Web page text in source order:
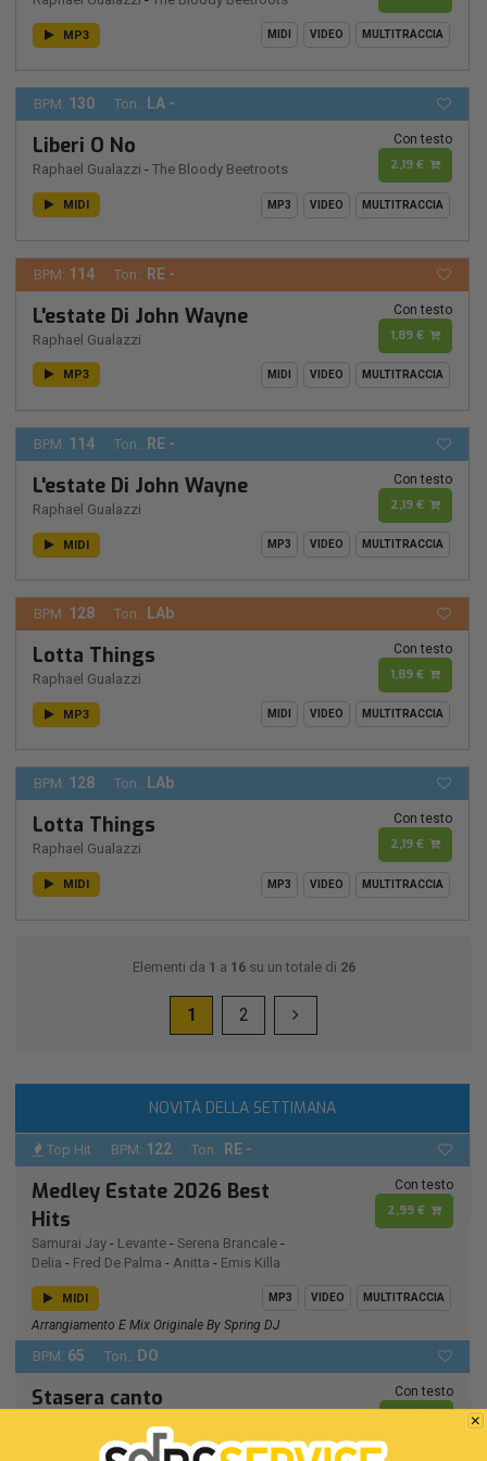
MP3 MIDI VIDEO MULTITRACCIA
BPM: 130 Ton.: LA -
Liberi O No
Raphael Gualazzi - The Bloody Beetroots
Con testo
2,19 €
MIDI MP3 VIDEO MULTITRACCIA
BPM: 114 Ton.: RE -
L'estate Di John Wayne
Raphael Gualazzi
Con testo
1,89 €
MP3 MIDI VIDEO MULTITRACCIA
BPM: 114 Ton.: RE -
L'estate Di John Wayne
Raphael Gualazzi
Con testo
2,19 €
MIDI MP3 VIDEO MULTITRACCIA
BPM: 128 Ton.: LAb
Lotta Things
Raphael Gualazzi
Con testo
1,89 €
MP3 MIDI VIDEO MULTITRACCIA
BPM: 128 Ton.: LAb
Lotta Things
Raphael Gualazzi
Con testo
2,19 €
MIDI MP3 VIDEO MULTITRACCIA
Elementi da 1 a 16su un totale di 26
1 2
NOVITÀ DELLA SETTIMANA
Top Hit BPM: 122 Ton.: RE -
Medley Estate 2026 Best
Hits
Samurai Jay - Levante - Serena Brancale -
Delia - Fred De Palma - Anitta - Emis Killa
Con testo
2,99 €
MIDI MP3 VIDEO MULTITRACCIA
Arrangiamento E Mix Originale By Spring DJ
BPM: 65 Ton.: DO
Stasera canto Con testo
MP3 VIDEO MULTITRACCIA